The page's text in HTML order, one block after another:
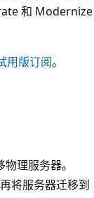
和 Modernize
用版订阅。
理服务器。
将服务器迁移到